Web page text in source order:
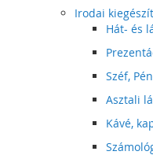
Irodai
Hát- és
Széf,
Asztali
Kávé,